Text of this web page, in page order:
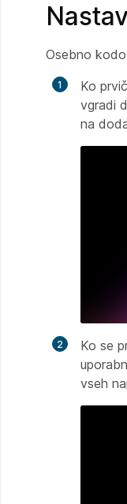
Osebno
Ko
vgradi
na
Ko se
vseh